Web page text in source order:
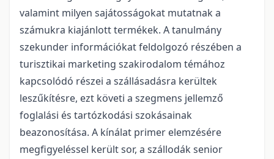
valamint milyen sajátosságokat mutatnak a
számukra kiajánlott termékek. A tanulmány
szekunder információkat feldolgozó részében a
turisztikai marketing szakirodalom témához
kapcsolódó részei a szállásadásra kerültek
leszűkítésre, ezt követi a szegmens jellemző
foglalási és tartózkodási szokásainak
beazonosítása. A kínálat primer elemzésére
megfigyeléssel került sor, a szállodák senior